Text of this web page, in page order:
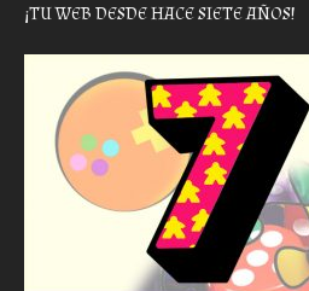
¡TU WEB DESDE HACE SIETE AÑOS!